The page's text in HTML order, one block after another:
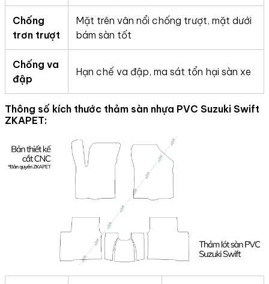
Chống
trơn trượt
Mặt trên vân nổi chống trượt, mặt dưới
bám sàn tốt
Chống va
đập
Hạn chế va đập, ma sát tổn hại sàn xe
Thông số kích thước thảm sàn nhựa PVC Suzuki Swift
ZKAPET: